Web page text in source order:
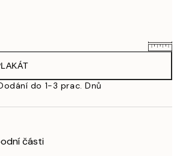
869 Kč
1 079 Kč
do 1-3 prac. Dnů
části